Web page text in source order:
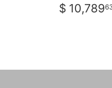
PRECIO
$ 10,789